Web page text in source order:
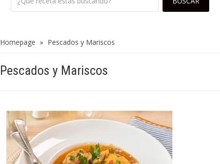
Homepage » Pescados y Mariscos
Pescados y Mariscos